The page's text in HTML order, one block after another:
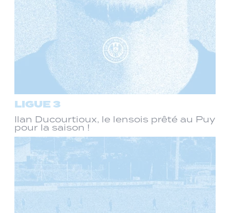
LIGUE 3
Ilan Ducourtioux, le lensois prêté au Puy
pour la saison !